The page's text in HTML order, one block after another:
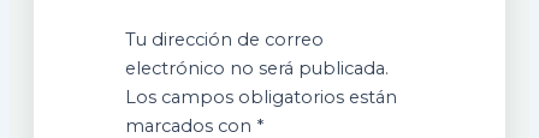
Tu dirección de correo
electrónico no será publicada.
Los campos obligatorios están
marcados con *